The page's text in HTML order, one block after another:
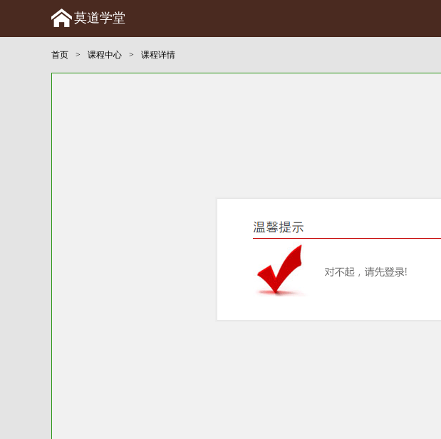
莫道学堂
首页 > 课程中心 > 课程详情